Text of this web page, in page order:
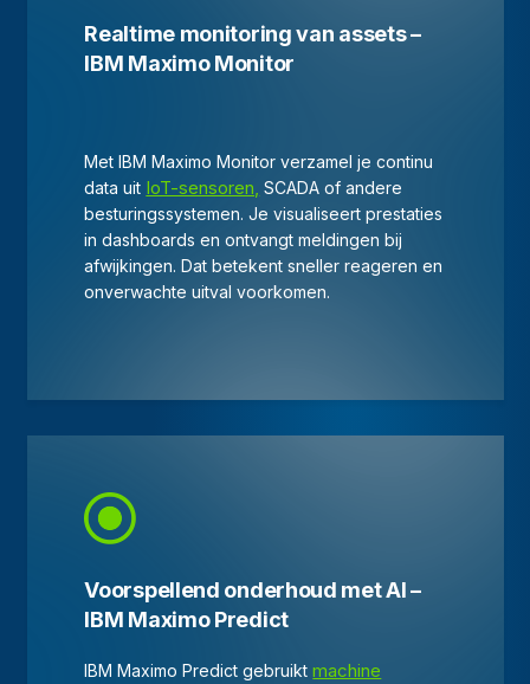
Realtime monitoring van assets –
IBM Maximo Monitor
Met IBM Maximo Monitor verzamel je continu
data uit IoT-sensoren, SCADA of andere
besturingssystemen. Je visualiseert prestaties
in dashboards en ontvangt meldingen bij
afwijkingen. Dat betekent sneller reageren en
onverwachte uitval voorkomen.
Voorspellend onderhoud met AI –
IBM Maximo Predict
IBM Maximo Predict gebruiktmachine